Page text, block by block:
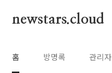
newstars.cloud
홈 방명록 관리자